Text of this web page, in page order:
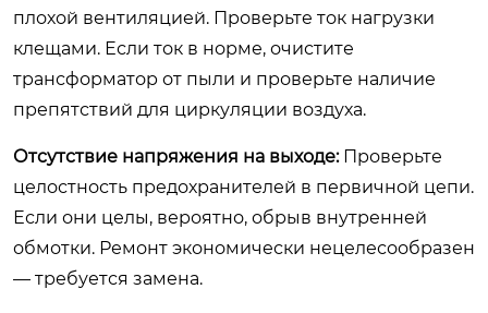
плохой вентиляцией. Проверьте ток нагрузки
клещами. Если ток в норме, очистите
трансформатор от пыли и проверьте наличие
препятствий для циркуляции воздуха.
Отсутствие напряжения на выходе:Проверьте
целостность предохранителей в первичной цепи.
Если они целы, вероятно, обрыв внутренней
обмотки. Ремонт экономически нецелесообразен
— требуется замена.